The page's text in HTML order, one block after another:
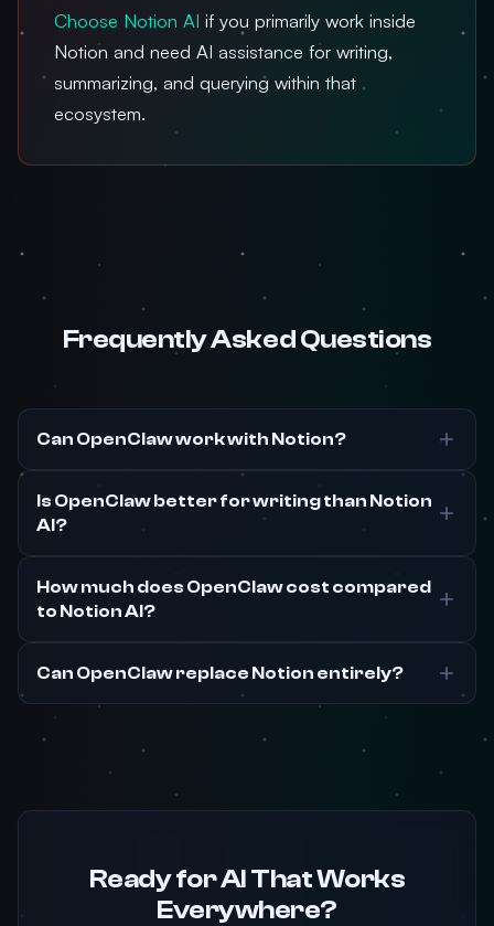
Choose Notion AI if you primarily work inside
Notion and need AI assistance for writing,
summarizing, and querying within that
ecosystem.
Frequently Asked Questions
Can OpenClaw work with Notion?
Is OpenClaw better for writing than Notion
AI?
How much does OpenClaw cost compared
to Notion AI?
Can OpenClaw replace Notion entirely?
Ready for AI That Works
Everywhere?